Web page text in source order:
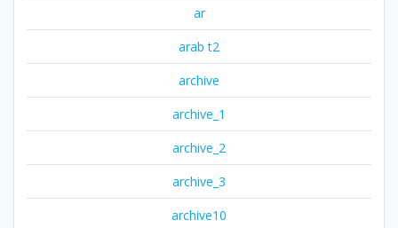
ar
arab t2
archive
archive_1
archive_2
archive_3
archive10